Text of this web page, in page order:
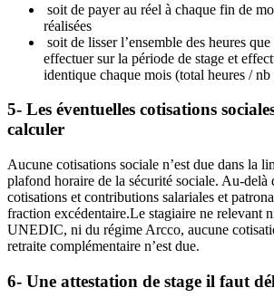
soit de payer au réel à chaque fin de
réalisées
soit de lisser l’ensemble des heures
effectuer sur la période de stage et
identique chaque mois (total heures / nb
5- Les éventuelles cotisations
calculer
Aucune cotisations sociale n’est due dans la
plafond horaire de la sécurité sociale. Au-delà
cotisations et contributions salariales et
fraction excédentaire.Le stagiaire ne relevant
UNEDIC, ni du régime Arcco, aucune
retraite complémentaire n’est due.
6- Une attestation de stage il faut